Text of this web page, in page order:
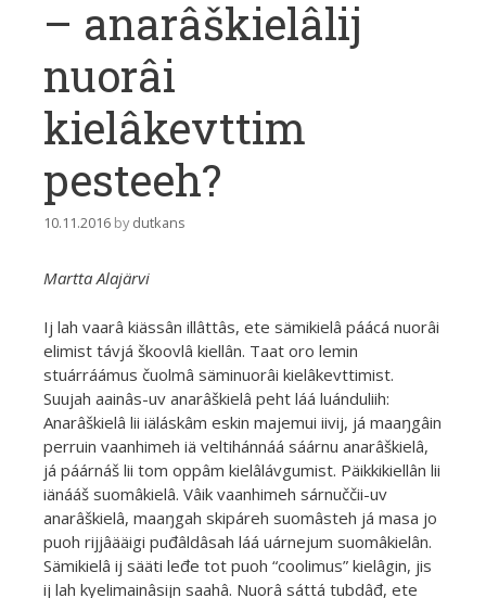
– anarâškielâlij
nuorâi
kielâkevttim
pesteeh?
10.11.2016 bydutkans
Martta Alajärvi
Ij lah vaarâ kiässân illâttâs, ete sämikielâ páácá nuorâi
elimist távjá škoovlâ kiellân. Taat oro lemin
stuárráámus čuolmâ säminuorâi kielâkevttimist.
Suujah aainâs-uv anarâškielâ peht láá luánduliih:
Anarâškielâ lii iäláskâm eskin majemui iivij, já maaŋgâin
perruin vaanhimeh iä veltihánnáá sáárnu anarâškielâ,
já páárnáš lii tom oppâm kielâlávgumist. Päikkikiellân lii
iänááš suomâkielâ. Vâik vaanhimeh sárnuččii-uv
anarâškielâ, maaŋgah skipáreh suomâsteh já masa jo
puoh rijjâääigi puđâldâsah láá uárnejum suomâkielân.
Sämikielâ ij sääti leđe tot puoh “coolimus” kielâgin, jis
ij lah kyelimainâsijn saahâ. Nuorâ sáttá tubdâđ, ete